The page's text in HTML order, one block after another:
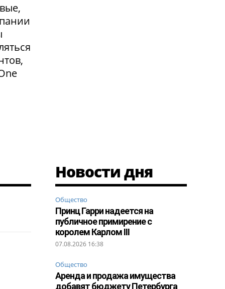
Новости дня
Общество
Принц Гарри надеется на
публичное примирение с
королем Карлом III
07.08.2026 16:38
Общество
Аренда и продажа имущества
добавят бюджету Петербурга